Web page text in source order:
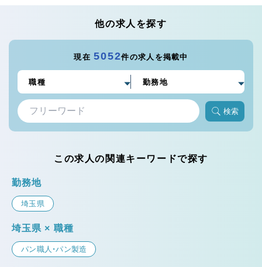
他の求人を探す
現在5052件の求人を掲載中
検索
この求人の関連キーワードで探す
勤務地
埼玉県
埼玉県 × 職種
パン職人・パン製造